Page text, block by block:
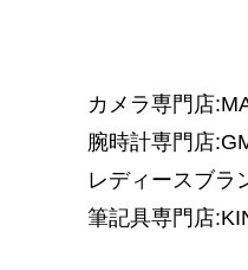
カメラ専門店
腕時計専門店
レディースブラ
筆記具専門店